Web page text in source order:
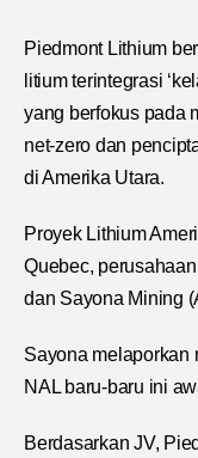
Piedmont Lithium
litium terintegrasi
yang berfokus pada
net-zero dan
di Amerika Utara.
Proyek Lithium
Quebec,
dan Sayona Mining
Sayona melaporkan
NAL baru-baru ini
Berdasarkan JV,